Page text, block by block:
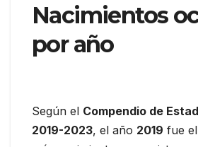
Nacimientos
por año
Según el Compendio de
2019-2023, el año 2019 fue